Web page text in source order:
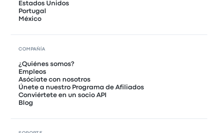
Estados Unidos
Portugal
México
COMPAÑÍA
¿Quiénes somos?
Empleos
Asóciate con nosotros
Únete a nuestro Programa de Afiliados
Conviértete en un socio API
Blog